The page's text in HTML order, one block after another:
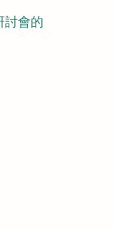
討會的